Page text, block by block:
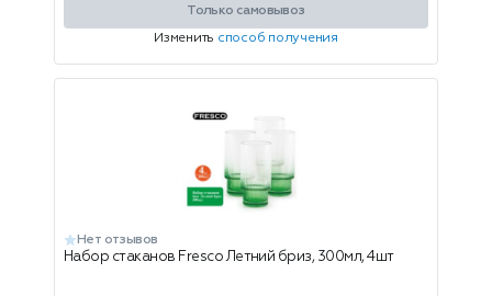
Только самовывоз
Изменить способ получения
Нет отзывов
Набор стаканов Fresco Летний бриз, 300мл, 4шт